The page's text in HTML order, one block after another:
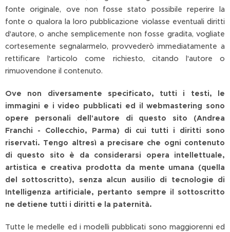
fonte originale, ove non fosse stato possibile reperire la
fonte o qualora la loro pubblicazione violasse eventuali diritti
d'autore, o anche semplicemente non fosse gradita, vogliate
cortesemente segnalarmelo, provvederò immediatamente a
rettificare l'articolo come richiesto, citando l'autore o
rimuovendone il contenuto.
Ove non diversamente specificato, tutti i testi, le
immagini e i video pubblicati ed il webmastering sono
opere personali dell'autore di questo sito (Andrea
Franchi - Collecchio, Parma) di cui tutti i diritti sono
riservati. Tengo altresì a precisare che ogni contenuto
di questo sito è da considerarsi opera intellettuale,
artistica e creativa prodotta da mente umana (quella
del sottoscritto), senza alcun ausilio di tecnologie di
Intelligenza artificiale, pertanto sempre il sottoscritto
ne detiene tutti i diritti e la paternità.
Tutte le medelle ed i modelli pubblicati sono maggiorenni ed